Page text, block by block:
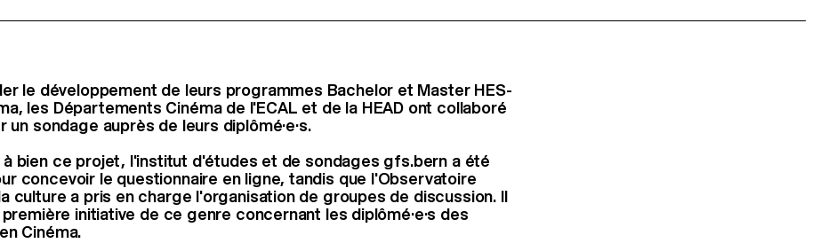
le développement de leurs programmes Bachelor et Master HES-
les Départements Cinéma de l'ECAL et de la HEAD ont collaboré
un sondage auprès de leurs diplômé·e·s.
à bien ce projet, l'institut d'études et de sondages gfs.bern a été
concevoir le questionnaire en ligne, tandis que l'Observatoire
culture a pris en charge l'organisation de groupes de discussion. Il
initiative de ce genre concernant les diplômé·e·s des
Cinéma.